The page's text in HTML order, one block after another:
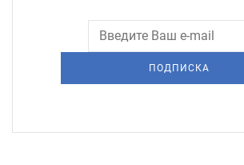
ПОДПИСКА